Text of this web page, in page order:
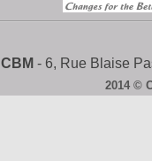
CBM - 6, Rue Blaise
2014 ©